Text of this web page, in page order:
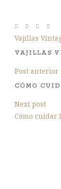
Vajillas
VAJILLAS
Post anterior
CÓMO
Next post
Cómo cuidar